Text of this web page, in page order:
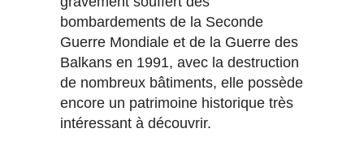
bombardements de la Seconde
Guerre Mondiale et de la Guerre des
Balkans en 1991, avec la destruction
de nombreux bâtiments, elle possède
encore un patrimoine historique très
intéressant à découvrir.